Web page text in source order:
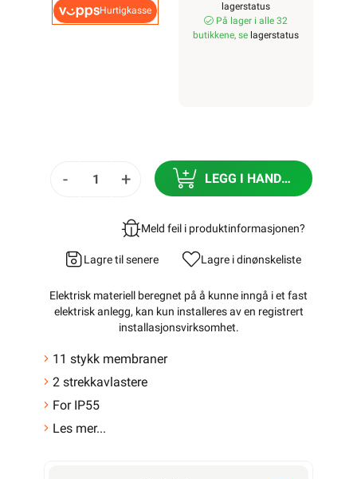
Hurtigkasse
lagerstatus
På lager i alle 32
butikkene, se lagerstatus
- + LEGG I HANDLEKURV
Meld feil i produktinformasjonen?
Lagre til senere Lagre i dinønskeliste
Elektrisk materiell beregnet på å kunne inngå i et fast
elektrisk anlegg, kan kun installeres av en registrert
installasjonsvirksomhet.
11 stykk membraner
2 strekkavlastere
For IP55
Les mer...